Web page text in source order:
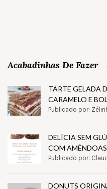
Acabadinhas De Fazer
TARTE GELADA
CARAMELO E
Publicado por:
DELÍCIA SEM
COM AMÊNDOAS
Publicado por:
DONUTS